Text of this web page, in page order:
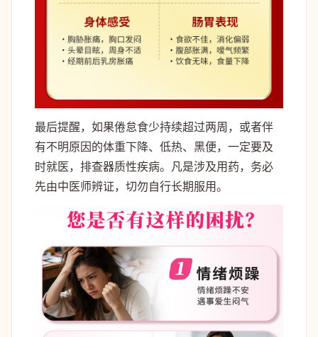
最后提醒，如果倦怠食少持续超过两周，或者伴
有不明原因的体重下降、低热、黑便，一定要及
时就医，排查器质性疾病。凡是涉及用药，务必
先由中医师辨证，切勿自行长期服用。